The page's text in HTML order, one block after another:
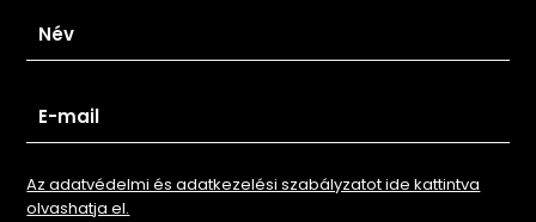
Az adatvédelmi és adatkezelési szabályzatot ide kattintva
olvashatja el.